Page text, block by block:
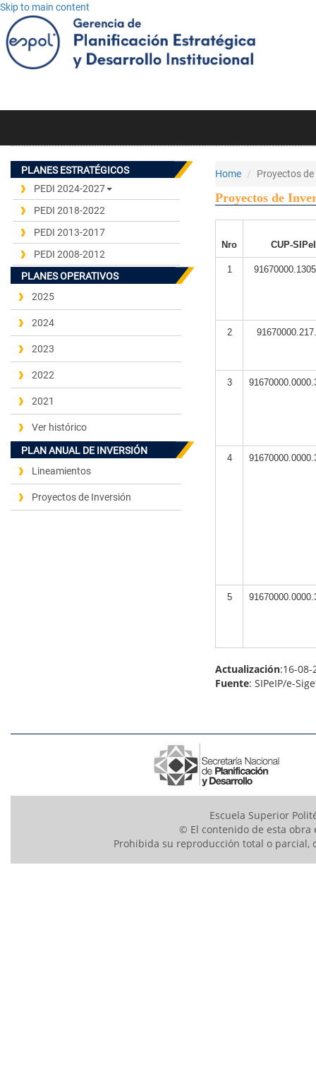
Skip to main content
PLANES ESTRATÉGICOS
PEDI 2024-2027
PEDI 2018-2022
PEDI 2013-2017
PEDI 2008-2012
PLANES OPERATIVOS
2025
2024
2023
2022
2021
Ver histórico
PLAN ANUAL DE INVERSIÓN
Lineamientos
Proyectos de Inversión
Home Proyectos
Proyectos de
Nro CUP-
1
2
3
4
5
Actualización:16-08-
Fuente: SIPeIP/e-
Escuela Superior
© El contenido de esta obra
Prohibida su reproducción total o